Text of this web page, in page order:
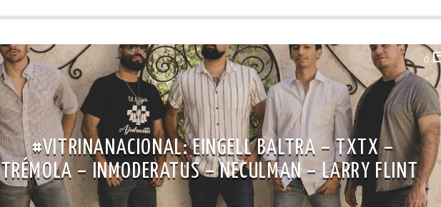
0
#VITRINANACIONAL: EINGELL BALTRA – TXTX –
TRÉMOLA – INMODERATUS – NECULMAN – LARRY FLINT